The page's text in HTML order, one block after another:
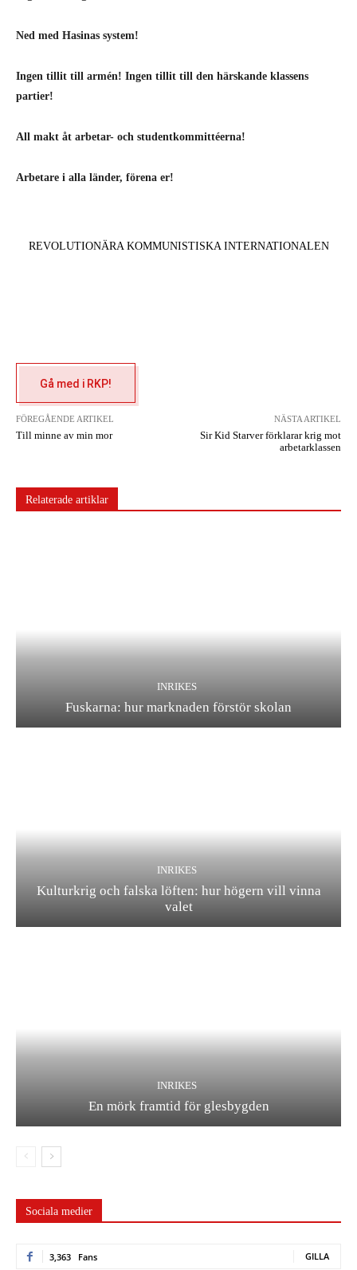
Ned med Hasinas system!
Ingen tillit till armén! Ingen tillit till den härskande klassens
partier!
All makt åt arbetar- och studentkommittéerna!
Arbetare i alla länder, förena er!
REVOLUTIONÄRA KOMMUNISTISKA INTERNATIONALEN
Gå med i RKP!
FÖREGÅENDE ARTIKEL
Till minne av min mor
NÄSTA ARTIKEL
Sir Kid Starver förklarar krig mot
arbetarklassen
Relaterade artiklar
INRIKES
Fuskarna: hur marknaden förstör skolan
INRIKES
Kulturkrig och falska löften: hur högern vill vinna
valet
INRIKES
En mörk framtid för glesbygden
Sociala medier
3,363 Fans GILLA